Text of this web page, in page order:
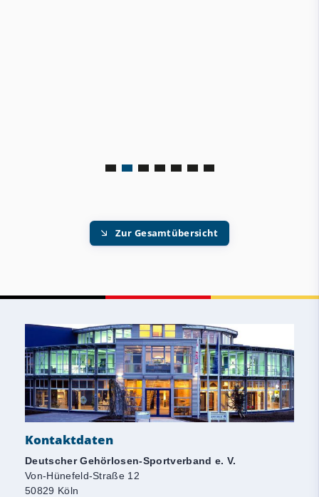
Zur Gesamtübersicht
Kontaktdaten
Deutscher Gehörlosen-Sportverband e. V.
Von-Hünefeld-Straße 12
50829 Köln